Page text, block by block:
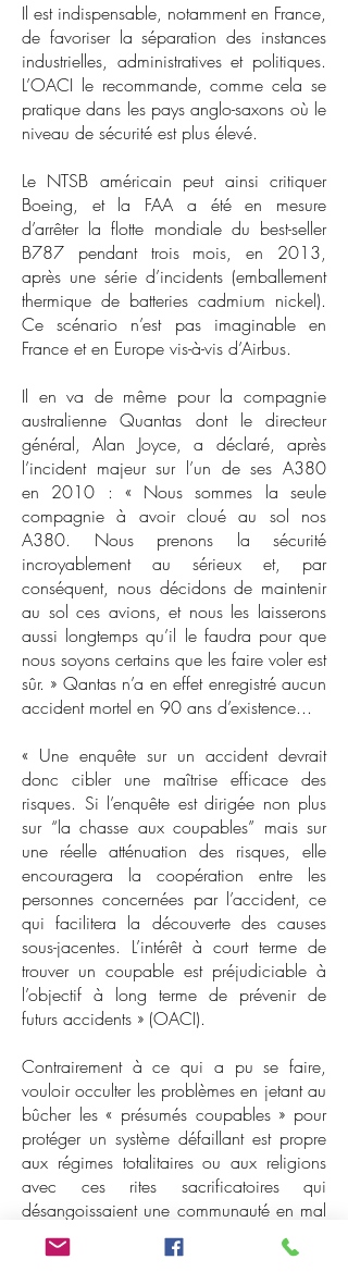
Il est indispensable, notamment en France,
de favoriser la séparation des instances
industrielles, administratives et politiques.
L’OACI le recommande, comme cela se
pratique dans les pays anglo-saxons où le
niveau de sécurité est plus élevé.
Le NTSB américain peut ainsi critiquer
Boeing, et la FAA a été en mesure
d’arrêter la flotte mondiale du best-seller
B787 pendant trois mois, en 2013,
après une série d’incidents (emballement
thermique de batteries cadmium nickel).
Ce scénario n’est pas imaginable en
France et en Europe vis-à-vis d’Airbus.
Il en va de même pour la compagnie
australienne Quantas dont le directeur
général, Alan Joyce, a déclaré, après
l’incident majeur sur l’un de ses A380
en 2010 : « Nous sommes la seule
compagnie à avoir cloué au sol nos
A380. Nous prenons la sécurité
incroyablement au sérieux et, par
conséquent, nous décidons de maintenir
au sol ces avions, et nous les laisserons
aussi longtemps qu’il le faudra pour que
nous soyons certains que les faire voler est
sûr. » Qantas n’a en effet enregistré aucun
accident mortel en 90 ans d’existence...
« Une enquête sur un accident devrait
donc cibler une maîtrise efficace des
risques. Si l’enquête est dirigée non plus
sur “la chasse aux coupables” mais sur
une réelle atténuation des risques, elle
encouragera la coopération entre les
personnes concernées par l’accident, ce
qui facilitera la découverte des causes
sous-jacentes. L’intérêt à court terme de
trouver un coupable est préjudiciable à
l’objectif à long terme de prévenir de
futurs accidents » (OACI).
Contrairement à ce qui a pu se faire,
vouloir occulter les problèmes en jetant au
bûcher les « présumés coupables » pour
protéger un système défaillant est propre
aux régimes totalitaires ou aux religions
avec ces rites sacrificatoires qui
désangoissaient une communauté en mal
de réponses.
La démarche sécuritaire doit être